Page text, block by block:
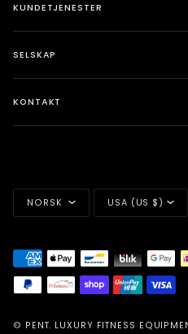
KUNDETJENESTER
SELSKAP
KONTAKT
SPRÅK
NORSK
VALUTA
USA (US $)
© PENT. LUXURY FITNESS